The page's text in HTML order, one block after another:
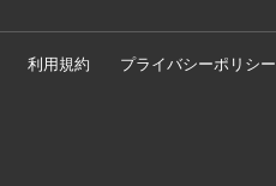
利用規約 プライバシーポリシー